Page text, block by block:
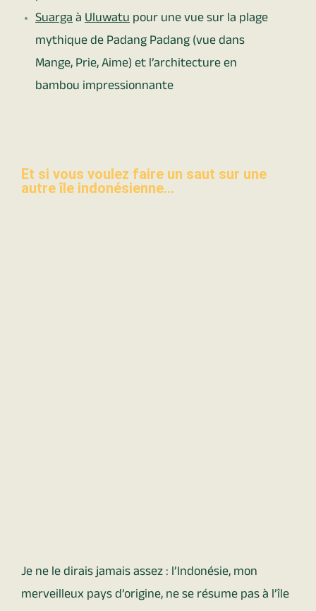
SuargaàUluwatupour une vue sur la plage
mythique de Padang Padang (vue dans
Mange, Prie, Aime) et l’architecture en
bambou impressionnante
Et si vous voulez faire un saut sur une
autre île indonésienne...
Je ne le dirais jamais assez : l’Indonésie, mon
merveilleux pays d’origine, ne se résume pas à l’île